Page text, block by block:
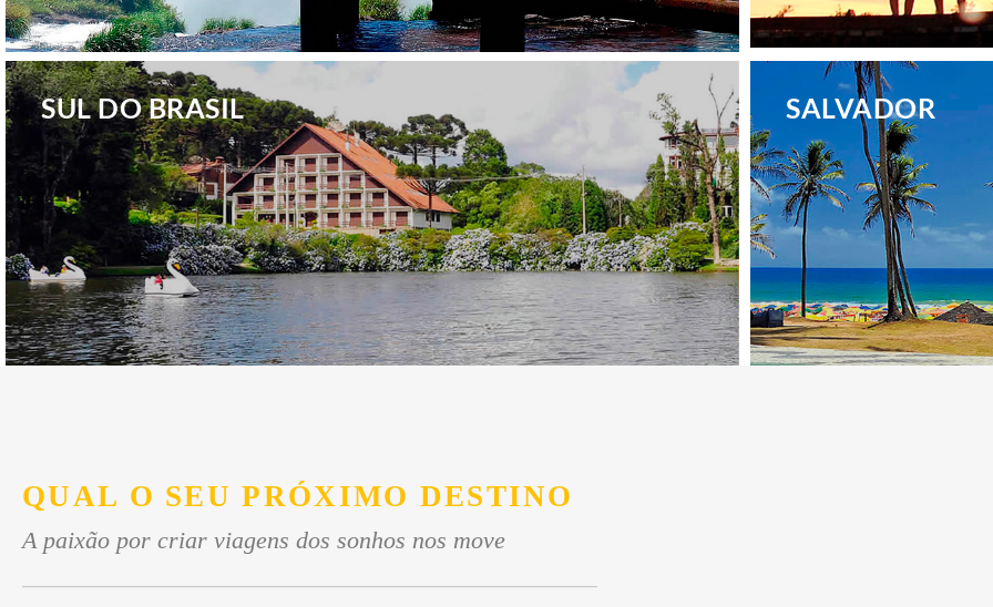
. .
SUL DO BRASIL SALVADOR
QUAL O SEU PRÓXIMO DESTINO
A paixão por criar viagens dos sonhos nos move